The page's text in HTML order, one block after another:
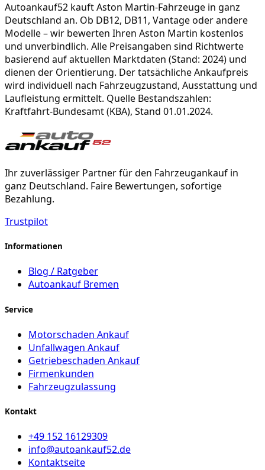
Autoankauf52 kauftAston Martin-Fahrzeuge in ganz
Deutschland an. Ob DB12, DB11, Vantageoder andere
Modelle – wir bewerten Ihren Aston Martin kostenlos
und unverbindlich. Alle Preisangaben sind Richtwerte
basierend auf aktuellen Marktdaten (Stand: 2024) und
dienen der Orientierung. Der tatsächliche Ankaufpreis
wird individuell nach Fahrzeugzustand, Ausstattung und
Laufleistung ermittelt. Quelle Bestandszahlen:
Kraftfahrt-Bundesamt (KBA), Stand 01.01.2024.
Ihr zuverlässiger Partner für den Fahrzeugankauf in
ganz Deutschland. Faire Bewertungen, sofortige
Bezahlung.
Trustpilot
Informationen
Blog / Ratgeber
Autoankauf Bremen
Service
Motorschaden Ankauf
Unfallwagen Ankauf
Getriebeschaden Ankauf
Firmenkunden
Fahrzeugzulassung
Kontakt
+49 152 16129309
info@autoankauf52.de
Kontaktseite